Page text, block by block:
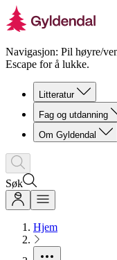
Navigasjon: Pil høyre/
Escape for å lukke.
Litteratur
Fag og utdanning
Om Gyldendal
Søk
Hjem